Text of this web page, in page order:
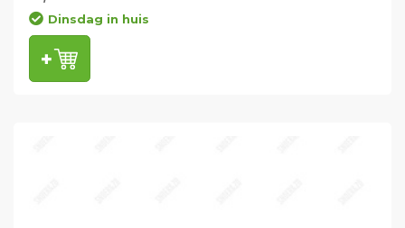
Dinsdag in huis